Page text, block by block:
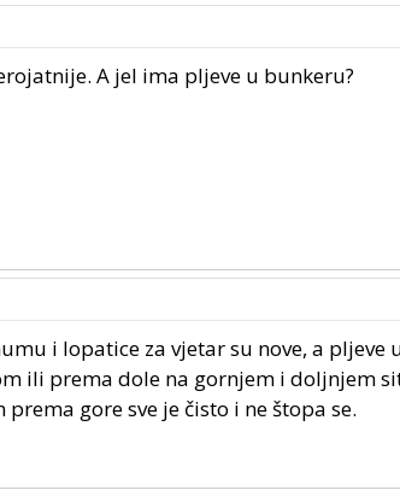
A jel ima pljeve u bunkeru?
i lopatice za vjetar su nove, a pljeve
ili prema dole na gornjem i doljnjem
gore sve je čisto i ne štopa se.